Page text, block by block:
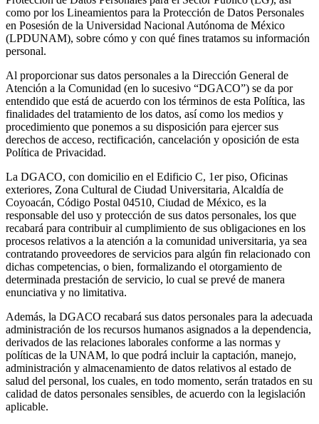
como por los Lineamientos para la Protección de Datos Personales
en Posesión de la Universidad Nacional Autónoma de México
(LPDUNAM), sobre cómo y con qué fines tratamos su información
personal.
Al proporcionar sus datos personales a la Dirección General de
Atención a la Comunidad (en lo sucesivo “DGACO”) se da por
entendido que está de acuerdo con los términos de esta Política, las
finalidades del tratamiento de los datos, así como los medios y
procedimiento que ponemos a su disposición para ejercer sus
derechos de acceso, rectificación, cancelación y oposición de esta
Política de Privacidad.
La DGACO, con domicilio en el Edificio C, 1er piso, Oficinas
exteriores, Zona Cultural de Ciudad Universitaria, Alcaldía de
Coyoacán, Código Postal 04510, Ciudad de México, es la
responsable del uso y protección de sus datos personales, los que
recabará para contribuir al cumplimiento de sus obligaciones en los
procesos relativos a la atención a la comunidad universitaria, ya sea
contratando proveedores de servicios para algún fin relacionado con
dichas competencias, o bien, formalizando el otorgamiento de
determinada prestación de servicio, lo cual se prevé de manera
enunciativa y no limitativa.
Además, la DGACO recabará sus datos personales para la adecuada
administración de los recursos humanos asignados a la dependencia,
derivados de las relaciones laborales conforme a las normas y
políticas de la UNAM, lo que podrá incluir la captación, manejo,
administración y almacenamiento de datos relativos al estado de
salud del personal, los cuales, en todo momento, serán tratados en su
calidad de datos personales sensibles, de acuerdo con la legislación
aplicable.